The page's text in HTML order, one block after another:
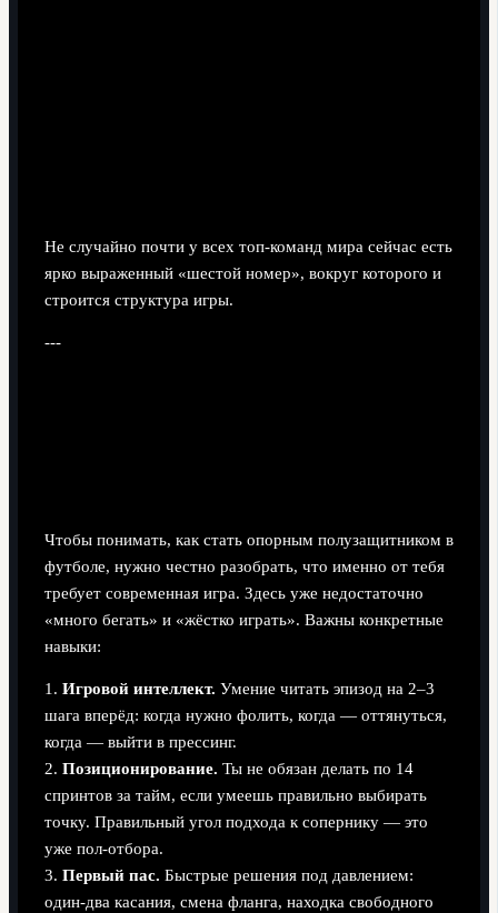
Не случайно почти у всех топ-команд мира сейчас есть
ярко выраженный «шестой номер», вокруг которого и
строится структура игры.
---
Чтобы понимать, как стать опорным полузащитником в
футболе, нужно честно разобрать, что именно от тебя
требует современная игра. Здесь уже недостаточно
«много бегать» и «жёстко играть». Важны конкретные
навыки:
1. Игровой интеллект. Умение читать эпизод на 2–3
шага вперёд: когда нужно фолить, когда — оттянуться,
когда — выйти в прессинг.
2. Позиционирование. Ты не обязан делать по 14
спринтов за тайм, если умеешь правильно выбирать
точку. Правильный угол подхода к сопернику — это
уже пол‑отбора.
3. Первый пас. Быстрые решения под давлением:
один-два касания, смена фланга, находка свободного